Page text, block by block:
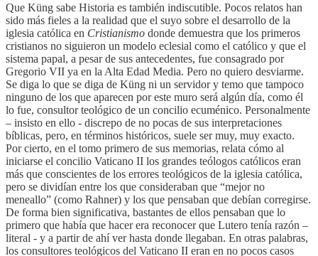
Que Küng sabe Historia es también indiscutible. Pocos relatos han
sido más fieles a la realidad que el suyo sobre el desarrollo de la
iglesia católica en Cristianismo donde demuestra que los primeros
cristianos no siguieron un modelo eclesial como el católico y que el
sistema papal, a pesar de sus antecedentes, fue consagrado por
Gregorio VII ya en la Alta Edad Media. Pero no quiero desviarme.
Se diga lo que se diga de Küng ni un servidor y temo que tampoco
ninguno de los que aparecen por este muro será algún día, como él
lo fue, consultor teológico de un concilio ecuménico. Personalmente
– insisto en ello - discrepo de no pocas de sus interpretaciones
bíblicas, pero, en términos históricos, suele ser muy, muy exacto.
Por cierto, en el tomo primero de sus memorias, relata cómo al
iniciarse el concilio Vaticano II los grandes teólogos católicos eran
más que conscientes de los errores teológicos de la iglesia católica,
pero se dividían entre los que consideraban que “mejor no
meneallo” (como Rahner) y los que pensaban que debían corregirse.
De forma bien significativa, bastantes de ellos pensaban que lo
primero que había que hacer era reconocer que Lutero tenía razón –
literal - y a partir de ahí ver hasta donde llegaban. En otras palabras,
los consultores teológicos del Vaticano II eran en no pocos casos